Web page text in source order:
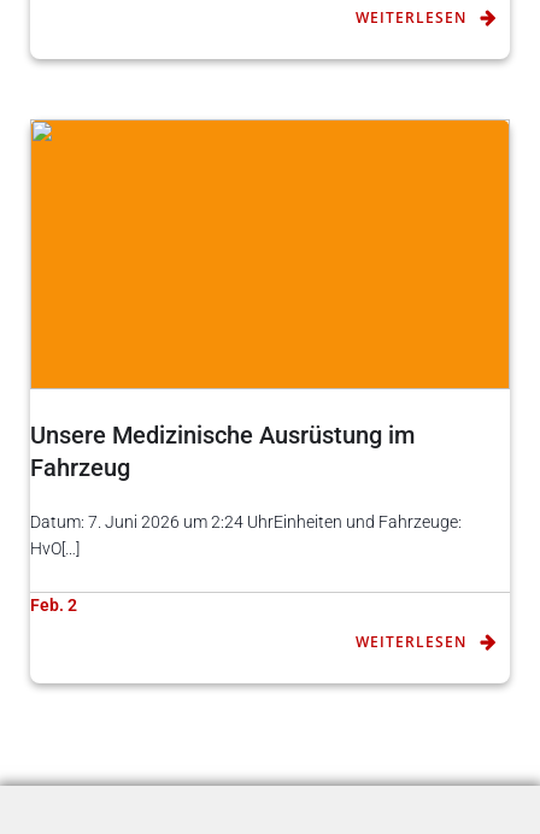
WEITERLESEN
Unsere Medizinische Ausrüstung im
Fahrzeug
Datum: 7. Juni 2026 um 2:24 UhrEinheiten und Fahrzeuge:
HvO[…]
Feb. 2
WEITERLESEN